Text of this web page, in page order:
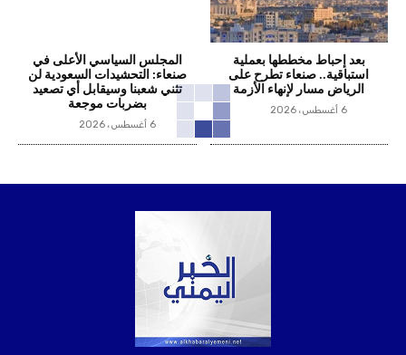
بعد إحباط مخططها بعملية
استباقية.. صنعاء تطرح على
الرياض مسار لإنهاء الأزمة
6 أغسطس، 2026
المجلس السياسي الأعلى في
صنعاء: التحشيدات السعودية لن
تثني شعبنا وسيقابل أي تصعيد
بضربات موجعة
6 أغسطس، 2026